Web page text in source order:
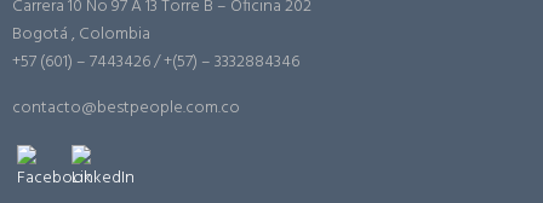
Carrera 10 No 97 A 13 Torre B – Oficina 202
Bogotá , Colombia
+57 (601) – 7443426 / +(57) – 3332884346
contacto@bestpeople.com.co